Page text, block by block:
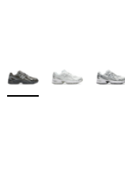
Meer kleuren